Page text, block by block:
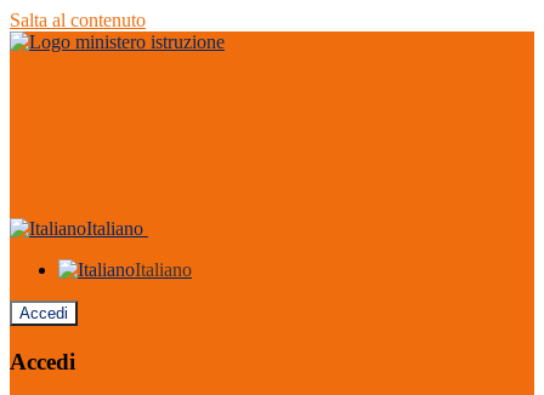
Salta al contenuto
Italiano
Italiano
Accedi
Accedi